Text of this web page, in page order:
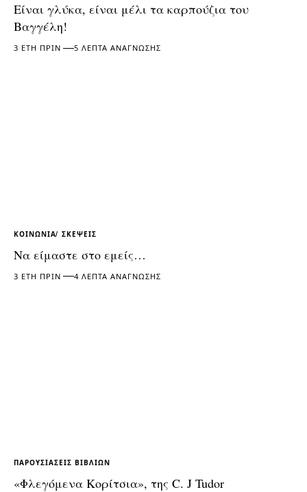
Είναι γλύκα, είναι μέλι τα καρπούζια του
Βαγγέλη!
3 ΈΤΗ ΠΡΙΝ 5 ΛΕΠΤΆ ΑΝΆΓΝΩΣΗΣ
ΚΟΙΝΩΝΊΑ ΣΚΈΨΕΙΣ
Να είμαστε στο εμείς…
3 ΈΤΗ ΠΡΙΝ 4 ΛΕΠΤΆ ΑΝΆΓΝΩΣΗΣ
ΠΑΡΟΥΣΙΆΣΕΙΣ ΒΙΒΛΊΩΝ
«Φλεγόμενα Κορίτσια», της C. J Tudor